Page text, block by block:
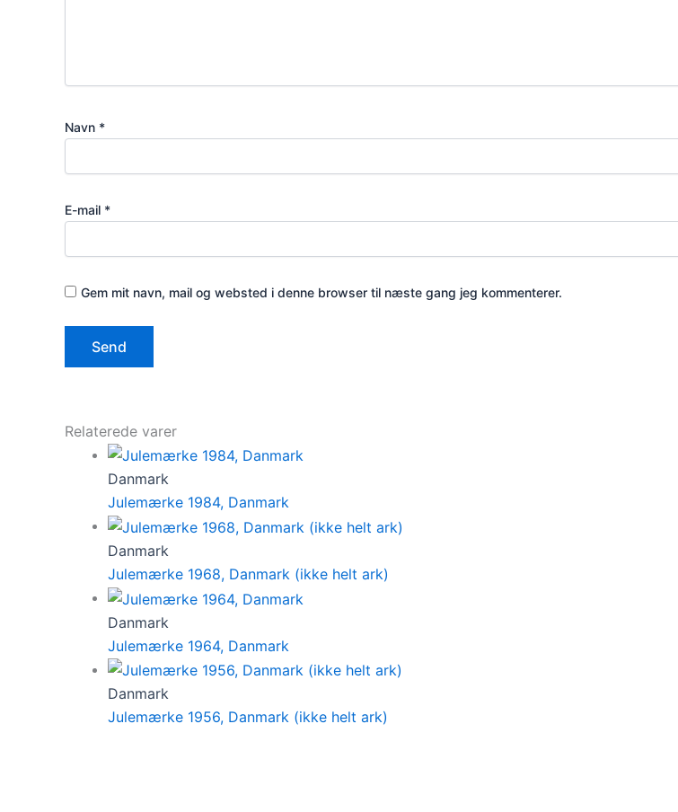
Navn *
E-mail *
Gem mit navn, mail og websted i denne browser til næste gang jeg kommenterer.
Relaterede varer
Danmark
Julemærke 1984, Danmark
Danmark
Julemærke 1968, Danmark (ikke helt ark)
Danmark
Julemærke 1964, Danmark
Danmark
Julemærke 1956, Danmark (ikke helt ark)